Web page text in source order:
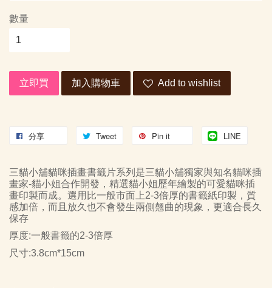
數量
立即買 加入購物車 Add to wishlist
分享 Tweet Pin it LINE
三貓小舖貓咪插畫書籤片系列是三貓小舖獨家與知名貓咪插
畫家-貓小姐合作開發，精選貓小姐歷年繪製的可愛貓咪插
畫印製而成。選用比一般市面上2-3倍厚的書籤紙印製，質
感加倍，而且放久也不會發生兩側翹曲的現象，更適合長久
保存
厚度:一般書籤的2-3倍厚
尺寸:3.8cm*15cm